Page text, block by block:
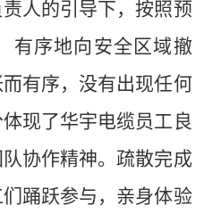
人的引导下，按照预
有序地向安全区域撤
有序，没有出现任何
现了华宇电缆员工良
协作精神。疏散完成
踊跃参与，亲身体验